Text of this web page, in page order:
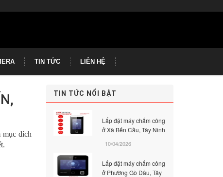
TIN TỨC LIÊN HỆ
mục đích
TIN TỨC NỔI BẬT
Lắp đặt máy chấm công
ở Xã Bến Cầu, Tây Ninh
10/04/2026
Lắp đặt máy chấm công
ở Phường Gò Dầu, Tây